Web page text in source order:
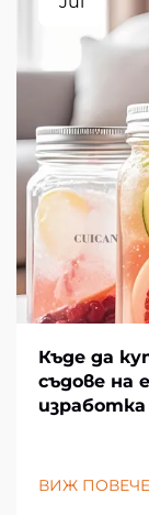
Къде да
съдове на
изработка
ВИЖ ПОВЕЧЕ